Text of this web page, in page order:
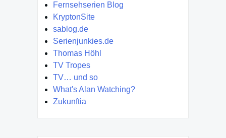
Fernsehserien Blog
KryptonSite
sablog.de
Serienjunkies.de
Thomas Höhl
TV Tropes
TV… und so
What's Alan Watching?
Zukunftia